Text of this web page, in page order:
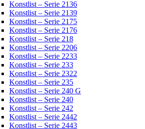
Konstlist – Serie 2136
Konstlist – Serie 2139
Konstlist – Serie 2175
Konstlist – Serie 2176
Konstlist – Serie 218
Konstlist – Serie 2206
Konstlist – Serie 2233
Konstlist – Serie 233
Konstlist – Serie 2322
Konstlist – Serie 235
Konstlist – Serie 240 G
Konstlist – Serie 240
Konstlist – Serie 242
Konstlist – Serie 2442
Konstlist – Serie 2443